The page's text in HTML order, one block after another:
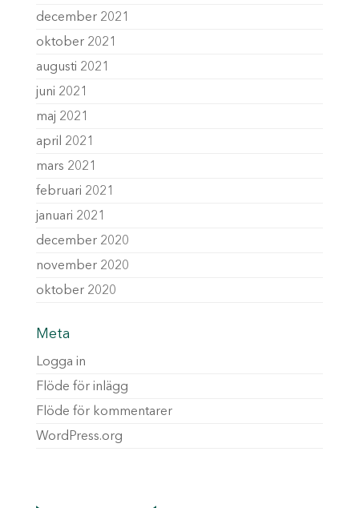
december 2021
oktober 2021
augusti 2021
juni 2021
maj 2021
april 2021
mars 2021
februari 2021
januari 2021
december 2020
november 2020
oktober 2020
Meta
Logga in
Flöde för inlägg
Flöde för kommentarer
WordPress.org